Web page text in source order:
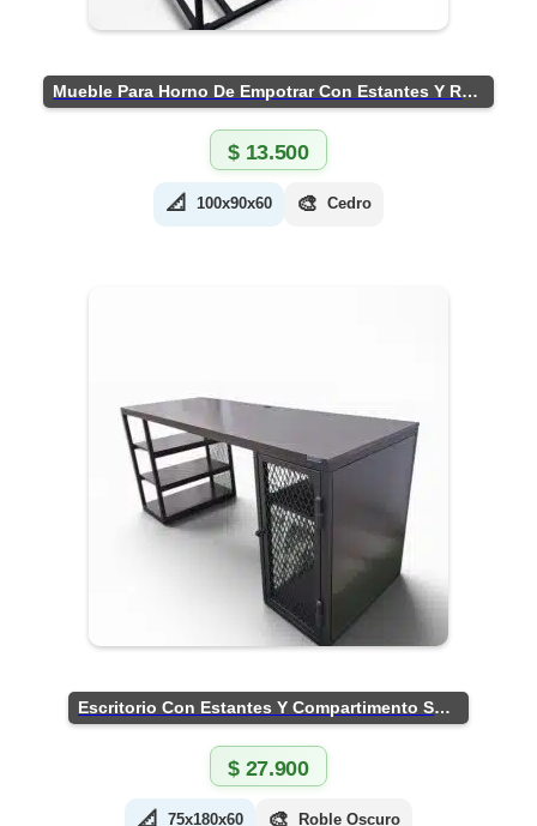
Mueble Para Horno De Empotrar Con Estantes Y Ruedas
$13.500
📐 100x90x60 🎨 Cedro
Escritorio Con Estantes Y Compartimento Seguro
$27.900
📐 75x180x60 🎨 Roble Oscuro